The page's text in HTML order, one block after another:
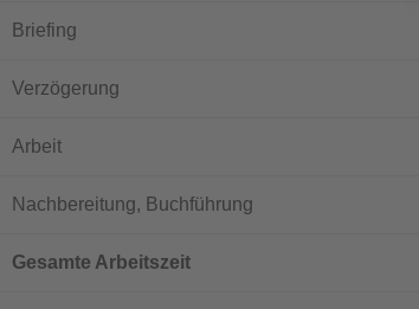
Briefing
Verzögerung
Arbeit
Nachbereitung, Buchführung
Gesamte Arbeitszeit